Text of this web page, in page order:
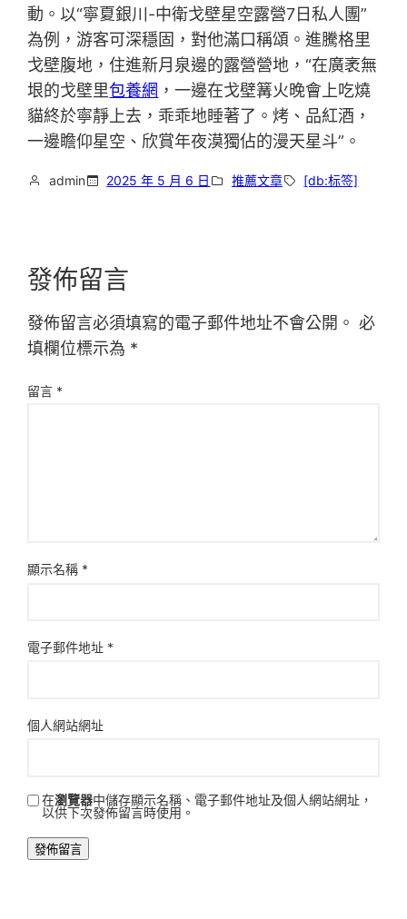
動。以“寧夏銀川-中衛戈壁星空露營7日私人團”
為例，游客可深穩固，對他滿口稱頌。進騰格里
戈壁腹地，住進新月泉邊的露營營地，“在廣袤無
垠的戈壁里包養網 ，一邊在戈壁篝火晚會上吃燒
貓終於寧靜上去，乖乖地睡著了。烤、品紅酒，
一邊瞻仰星空、欣賞年夜漠獨佔的漫天星斗”。
admin 2025 年 5 月 6 日 推薦文章 [db:标签]
發佈留言
發佈留言必須填寫的電子郵件地址不會公開。 必
填欄位標示為 *
留言 *
顯示名稱 *
電子郵件地址 *
個人網站網址
在瀏覽器中儲存顯示名稱、電子郵件地址及個人網站網址，
以供下次發佈留言時使用。